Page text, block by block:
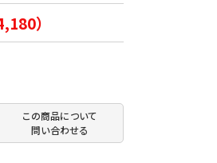
）
この商品について
問い合わせる